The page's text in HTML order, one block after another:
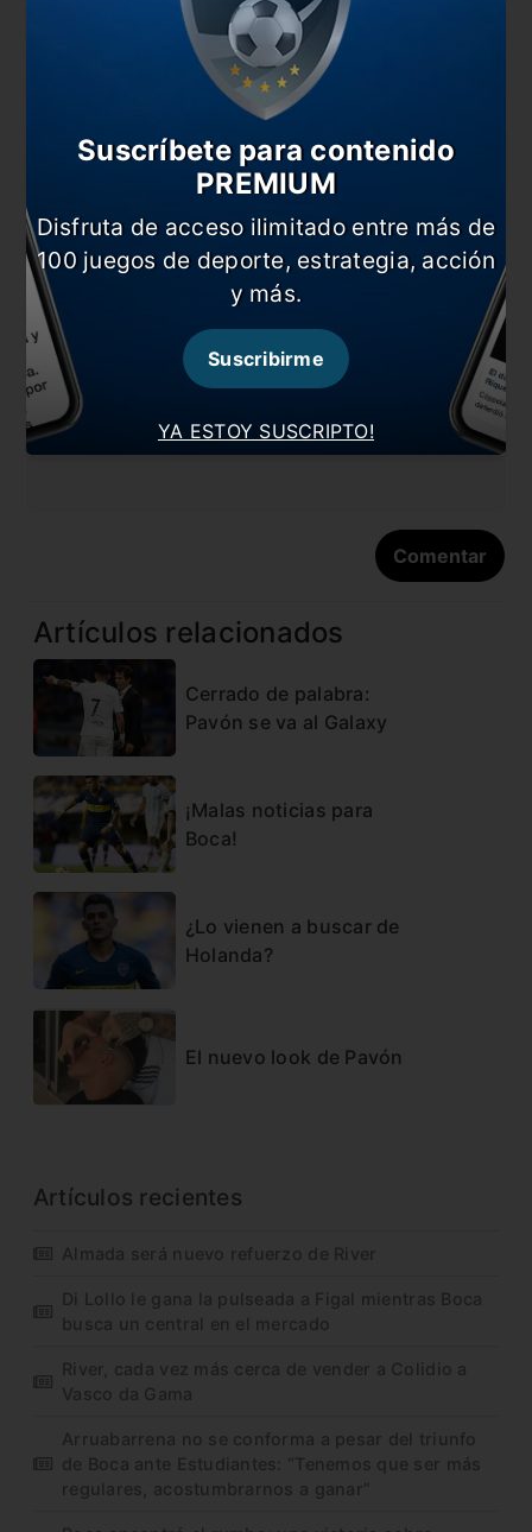
Dejá tu opinión acá!
Nombre
Correo electrónico
Artículos relacionados
Cerrado de palabra:
Pavón se va al Galaxy
¡Malas noticias para
Boca!
¿Lo vienen a buscar de
Holanda?
El nuevo look de Pavón
Artículos recientes
Almada será nuevo refuerzo de River
Di Lollo le gana la pulseada a Figal mientras Boca
busca un central en el mercado
River, cada vez más cerca de vender a Colidio a
Vasco da Gama
Arruabarrena no se conforma a pesar del triunfo
de Boca ante Estudiantes: “Tenemos que ser más
regulares, acostumbrarnos a ganar”
YA ESTOY SUSCRIPTO!
Suscríbete para contenido
PREMIUM
Disfruta de acceso ilimitado entre más de
100 juegos de deporte, estrategia, acción
y más.
Suscribirme